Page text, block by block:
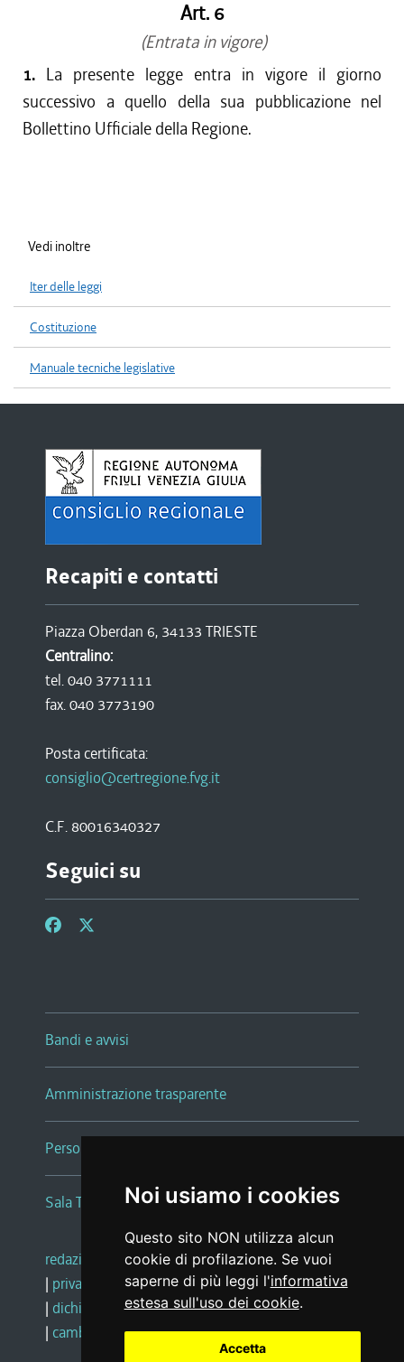
Noi usiamo i cookies
Questo sito NON utilizza alcun
cookie di profilazione. Se vuoi
saperne di più leggi l'informativa
estesa sull'uso dei cookie.
Accetta
Art. 6
(Entrata in vigore)
1. La presente legge entra in vigore il giorno
successivo a quello della sua pubblicazione nel
Bollettino Ufficiale della Regione.
Vedi inoltre
Iter delle leggi
Costituzione
Manuale tecniche legislative
Recapiti e contatti
Piazza Oberdan 6, 34133 TRIESTE
Centralino:
tel. 040 3771111
fax. 040 3773190
Posta certificata:
consiglio@certregione.fvg.it
C.F. 80016340327
Seguici su
Bandi e avvisi
Amministrazione trasparente
Persone e Uffici
Sala Tiziano Tessitori
redazione web |note legali |glossario
| privacy
social media policy
| dichiarazione di accessibilità |feedback
| cambio preferenze cookie